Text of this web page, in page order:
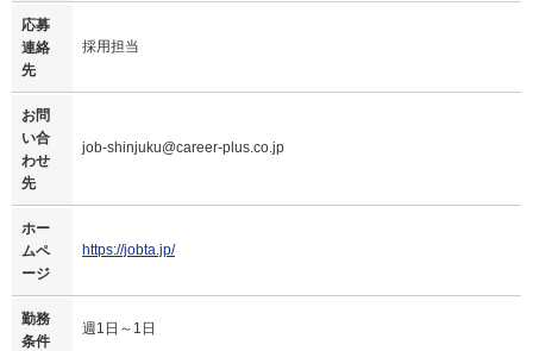
応募
連絡
先
採用担当
お問
い合
わせ
先
job-shinjuku@career-plus.co.jp
ホー
ムペ
ージ
https://jobta.jp/
勤務
条件
週1日～1日